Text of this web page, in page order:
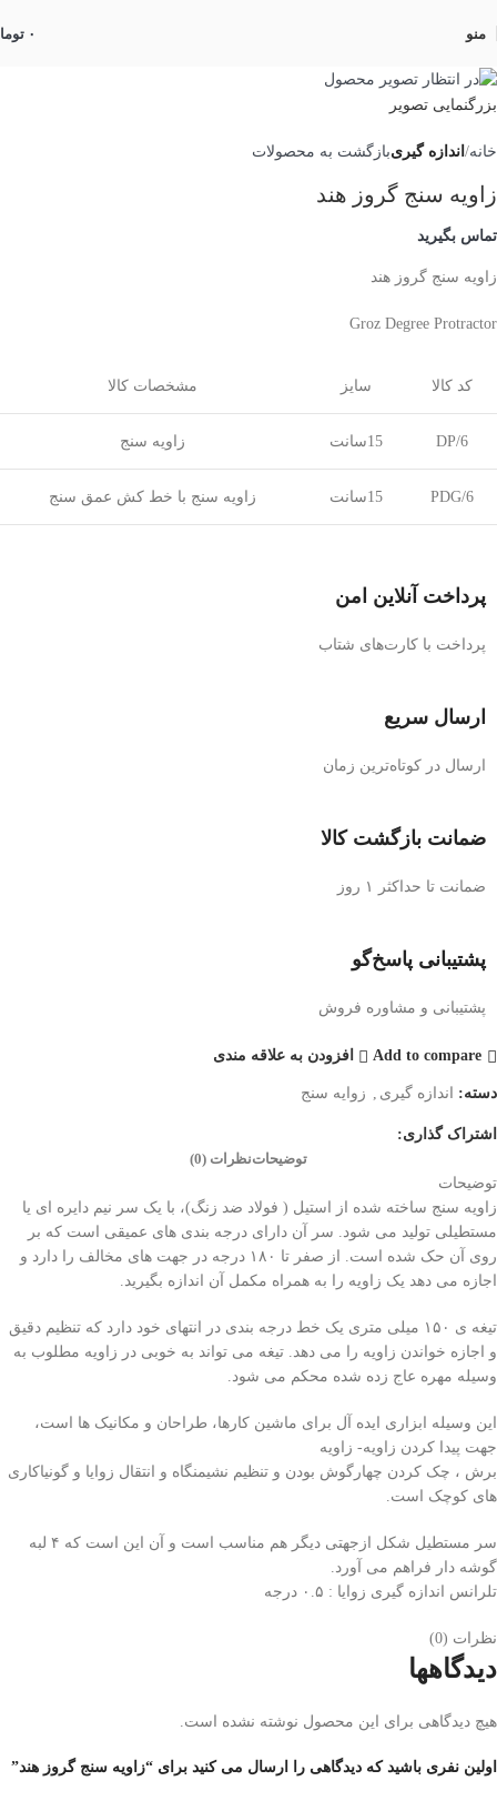
منو ۰
بزرگنمایی تصویر
خانه اندازه گیریبازگشت به محصولات
زاویه سنج گروز هند
تماس بگیرید
زاویه سنج گروز هند
Groz Degree Protractor
کد کالا سایز مشخصات کالا
DP/6 15سانت زاویه سنج
PDG/6 15سانت زاویه سنج با خط کش عمق سنج
پرداخت آنلاین امن
پرداخت با کارت‌های شتاب
ارسال سریع
ارسال در کوتاه‌ترین زمان
ضمانت بازگشت کالا
ضمانت تا حداکثر ۱ روز
پشتیبانی پاسخ‌گو
پشتیبانی و مشاوره فروش
Add to compare افزودن به علاقه مندی
دسته: اندازه گیری زوایه سنج
اشتراک گذاری:
توضیحاتنظرات (0)
توضیحات
زاویه سنج ساخته شده از استیل ( فولاد ضد زنگ)، با یک سر نیم دایره اى یا
مستطیلى تولید مى شود. سر آن داراى درجه بندى هاى عمیقى است که بر
روى آن حک شده است. از صفر تا ۱۸۰ درجه در جهت هاى مخالف را دارد و
اجازه مى دهد یک زاویه را به همراه مکمل آن اندازه بگیرید.
تیغه ی ۱۵۰ میلى مترى یک خط درجه بندى در انتهاى خود دارد که تنظیم دقیق
و اجازه خواندن زاویه را مى دهد. تیغه مى تواند به خوبى در زاویه مطلوب به
وسیله مهره عاج زده شده محکم مى شود.
این وسیله ابزارى ایده آل براى ماشین کارها، طراحان و مکانیک ها است،
جهت پیدا کردن زاویه- زاویه
برش ، چک کردن چهارگوش بودن و تنظیم نشیمنگاه و انتقال زوایا و گونیاکارى
هاى کوچک است.
سر مستطیل شکل ازجهتى دیگر هم مناسب است و آن این است که ۴ لبه
گوشه دار فراهم مى آورد.
تلرانس اندازه گیرى زوایا : ۰.۵ درجه
نظرات (0)
دیدگاهها
هیچ دیدگاهی برای این محصول نوشته نشده است.
اولین نفری باشید که دیدگاهی را ارسال می کنید برای “زاویه سنج گروز هند”